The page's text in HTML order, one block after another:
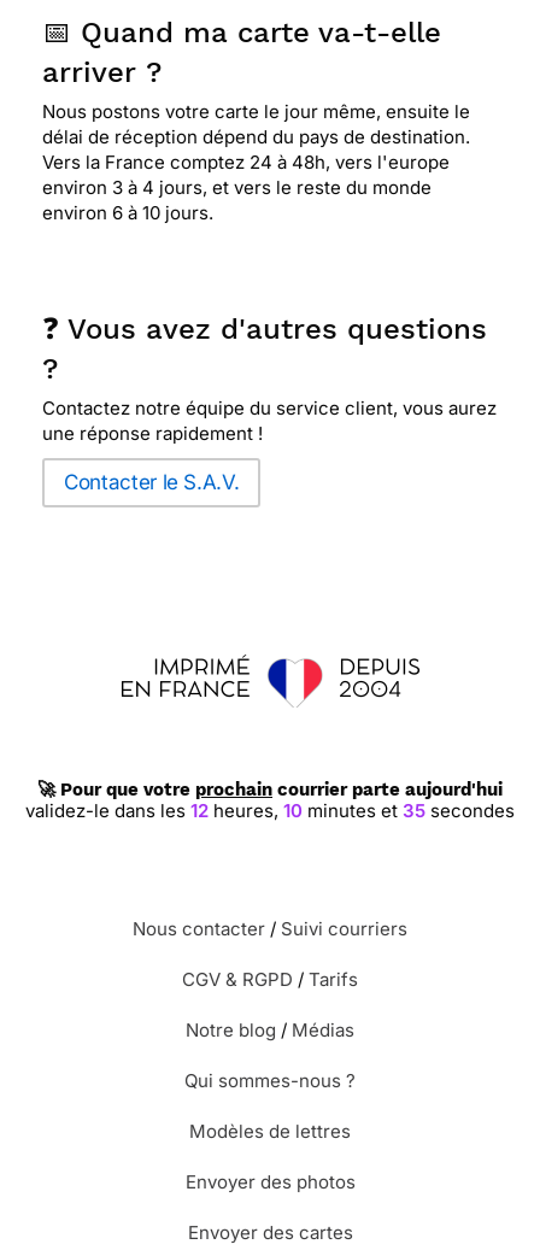
📅 Quand ma carte va-t-elle
arriver ?
Nous postons votre carte le jour même, ensuite le
délai de réception dépend du pays de destination.
Vers la France comptez 24 à 48h, vers l'europe
environ 3 à 4 jours, et vers le reste du monde
environ 6 à 10 jours.
❓ Vous avez d'autres questions
?
Contactez notre équipe du service client, vous aurez
une réponse rapidement !
Contacter le S.A.V.
🚀 Pour que votre prochain courrier parte aujourd'hui
validez-le dans les 12heures, 10minutes et 34 secondes
Nous contacter / Suivi courriers
CGV & RGPD / Tarifs
Notre blog / Médias
Qui sommes-nous ?
Modèles de lettres
Envoyer des photos
Envoyer des cartes